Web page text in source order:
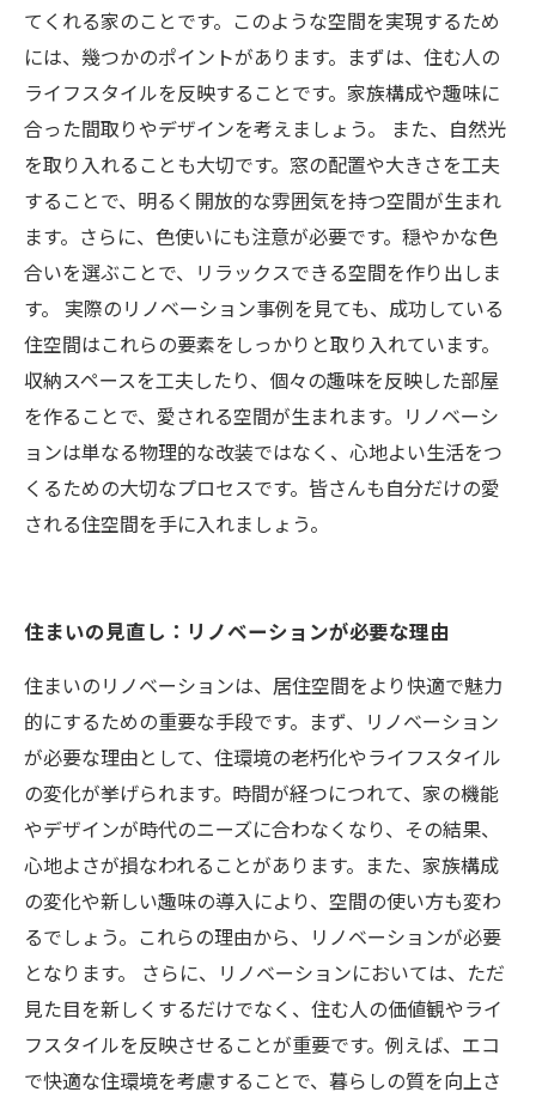
理想の住空間を手に入れるためのヒント
新たな愛の場所に！リノベーションで実現でき
る未来
てくれる家のことです。このような空間を実現するため
には、幾つかのポイントがあります。まずは、住む人の
ライフスタイルを反映することです。家族構成や趣味に
合った間取りやデザインを考えましょう。 また、自然光
を取り入れることも大切です。窓の配置や大きさを工夫
することで、明るく開放的な雰囲気を持つ空間が生まれ
ます。さらに、色使いにも注意が必要です。穏やかな色
合いを選ぶことで、リラックスできる空間を作り出しま
す。 実際のリノベーション事例を見ても、成功している
住空間はこれらの要素をしっかりと取り入れています。
収納スペースを工夫したり、個々の趣味を反映した部屋
を作ることで、愛される空間が生まれます。リノベーシ
ョンは単なる物理的な改装ではなく、心地よい生活をつ
くるための大切なプロセスです。皆さんも自分だけの愛
される住空間を手に入れましょう。
住まいの見直し：リノベーションが必要な理由
住まいのリノベーションは、居住空間をより快適で魅力
的にするための重要な手段です。まず、リノベーション
が必要な理由として、住環境の老朽化やライフスタイル
の変化が挙げられます。時間が経つにつれて、家の機能
やデザインが時代のニーズに合わなくなり、その結果、
心地よさが損なわれることがあります。また、家族構成
の変化や新しい趣味の導入により、空間の使い方も変わ
るでしょう。これらの理由から、リノベーションが必要
となります。 さらに、リノベーションにおいては、ただ
見た目を新しくするだけでなく、住む人の価値観やライ
フスタイルを反映させることが重要です。例えば、エコ
で快適な住環境を考慮することで、暮らしの質を向上さ